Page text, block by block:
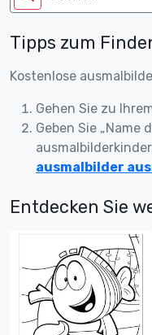
Tipps zum
Kostenlose
Gehen Sie zu
Geben Sie „Name
ausmalbilder
Entdecken Sie